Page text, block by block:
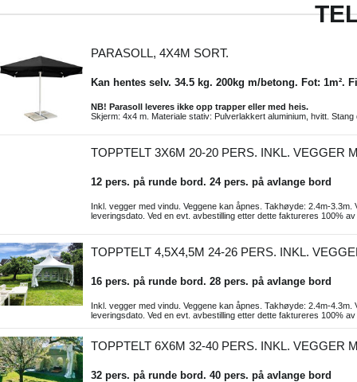
PARASOLL, 4X4M SORT.
Kan hentes selv. 34.5 kg. 200kg m/betong. Fot:
NB! Parasoll leveres ikke opp trapper eller med heis.
Skjerm: 4x4 m. Materiale stativ: Pulverlakkert aluminium, hvitt.
TOPPTELT 3X6M 20-20 PERS. INKL. VEGGER
12 pers. på runde bord. 24 pers. på avlange bord
Inkl. vegger med vindu. Veggene kan åpnes. Takhøyde: 2.4m-
leveringsdato. Ved en evt. avbestilling etter dette faktureres 100% av
TOPPTELT 4,5X4,5M 24-26 PERS. INKL.
16 pers. på runde bord. 28 pers. på avlange bord
Inkl. vegger med vindu. Veggene kan åpnes. Takhøyde: 2.4m-
leveringsdato. Ved en evt. avbestilling etter dette faktureres 100% av
TOPPTELT 6X6M 32-40 PERS. INKL. VEGGER
32 pers. på runde bord. 40 pers. på avlange bord